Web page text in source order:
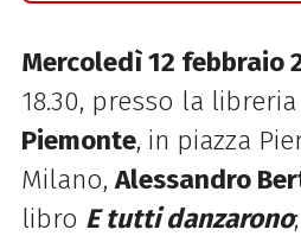
Mercoledì 12 febbraio
18.30, presso la libreria
Piemonte, in piazza
Milano,Alessandro
libro E tutti danzarono